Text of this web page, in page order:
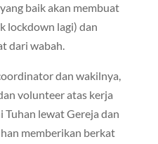
baik akan membuat
lockdown lagi) dan
dari wabah.
dan wakilnya,
volunteer atas kerja
Tuhan lewat Gereja dan
memberikan berkat